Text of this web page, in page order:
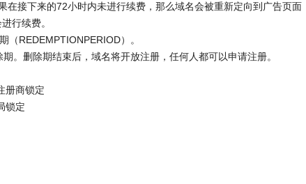
接下来的72小时内未进行续费，那么域名会被重新定向到广告页
行续费。
（REDEMPTIONPERIOD）。
。删除期结束后，域名将开放注册，任何人都可以申请注册。
注册商锁定
锁定